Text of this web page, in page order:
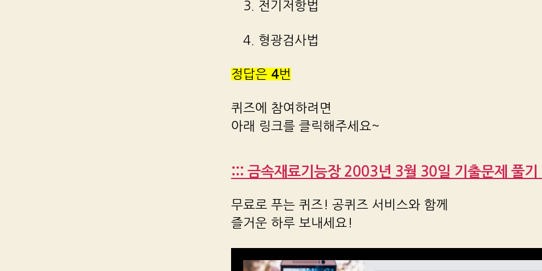
3. 전기저항법
4. 형광검사법
정답은 4번
퀴즈에 참여하려면
아래 링크를 클릭해주세요~
::: 금속재료기능장 2003년 3월 30일 기출문제 풀기
무료로 푸는 퀴즈! 공퀴즈 서비스와 함께
즐거운 하루 보내세요!